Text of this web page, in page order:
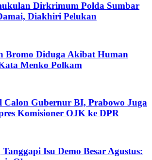
Dirkrimum Polda Sumbar
Diakhiri Pelukan
Bromo Diduga Akibat Human
Menko Polkam
Calon Gubernur BI, Prabowo Juga
Komisioner OJK ke DPR
Tanggapi Isu Demo Besar Agustus: